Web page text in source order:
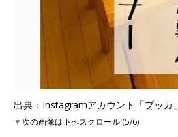
出典：Instagramアカウント「プッカ」
▼次の画像は下へスクロール (5/6)